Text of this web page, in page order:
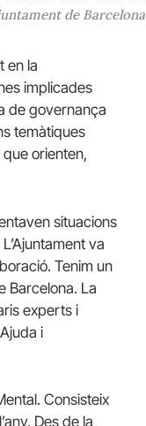
de Barcelona
en la
implicades
de governança
temàtiques
orienten,
situacions
va
Tenim un
Barcelona. La
experts i
i
Consisteix
Des de la